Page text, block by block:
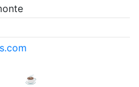
♥️ y ☕ por Ewyt & Ploof